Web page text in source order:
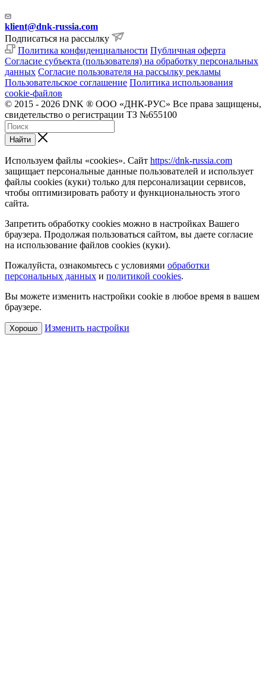
klient@dnk-russia.com
Подписаться на рассылку
Политика конфиденциальности Публичная оферта
Согласие субъекта (пользователя) на обработку персональных
данных Согласие пользователя на рассылку рекламы
Пользовательское соглашение Политика использования
cookie-файлов
© 2015 - 2026 DNK ® ООО «ДНК-РУС» Все права защищены,
свидетельство о регистрации ТЗ №655100
Найти
Используем файлы «cookies». Сайт https://dnk-russia.com
защищает персональные данные пользователей и использует
файлы cookies (куки) только для персонализации сервисов,
чтобы оптимизировать работу и функциональность этого
сайта.
Запретить обработку cookies можно в настройках Вашего
браузера. Продолжая пользоваться сайтом, вы даете согласие
на использование файлов cookies (куки).
Пожалуйста, ознакомьтесь с условиями обработки
персональных данных и политикой cookies.
Вы можете изменить настройки cookie в любое время в вашем
браузере.
Хорошо Изменить настройки